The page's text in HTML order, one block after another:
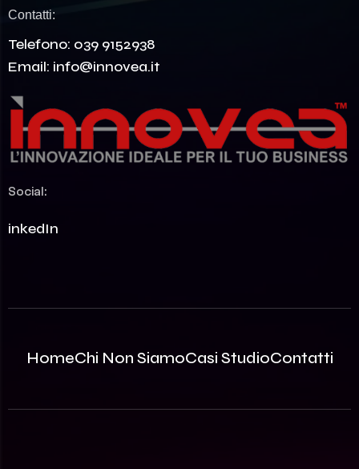
Contatti:
Telefono: 039 9152938
Email: info@innovea.it
Social:
LinkedIn
HomeChi Non SiamoCasi StudioContatti